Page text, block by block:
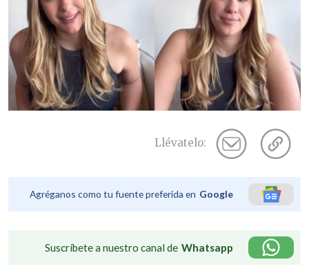
Llévatelo:
Agréganos como tu fuente preferida en Google
Suscríbete a nuestro canal de Whatsapp